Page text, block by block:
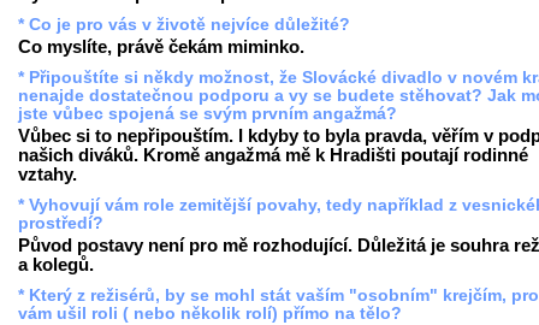
* Co je pro vás v životě nejvíce důležité?
Co myslíte, právě čekám miminko.
* Připouštíte si někdy možnost, že Slovácké divadlo v novém
nenajde dostatečnou podporu a vy se budete stěhovat? Jak
jste vůbec spojená se svým prvním angažmá?
Vůbec si to nepřipouštím. I kdyby to byla pravda, věřím v
našich diváků. Kromě angažmá mě k Hradišti poutají rodinné
vztahy.
* Vyhovují vám role zemitější povahy, tedy například z
prostředí?
Původ postavy není pro mě rozhodující. Důležitá je souhra
a kolegů.
* Který z režisérů, by se mohl stát vaším "osobním" krejčím,
vám ušil roli ( nebo několik rolí) přímo na tělo?